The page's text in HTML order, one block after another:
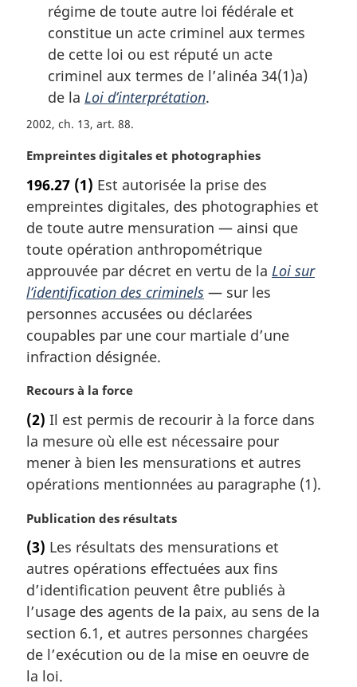
régime de toute autre loi fédérale et
constitue un acte criminel aux termes
de cette loi ou est réputé un acte
criminel aux termes de l’alinéa 34(1)a)
de la Loi d’interprétation.
2002, ch. 13, art. 88
N
t
e
m
a
g
i
n
a
l
e
:
Empreintes digitales et photographies
196.27 (1) Est autorisée la prise des
empreintes digitales, des photographies et
de toute autre mensuration — ainsi que
toute opération anthropométrique
approuvée par décret en vertu de la Loi sur
l’identification des criminels — sur les
personnes accusées ou déclarées
coupables par une cour martiale d’une
infraction désignée.
N
t
e
m
a
g
n
a
e
:
Recours à la force
(2) Il est permis de recourir à la force dans
la mesure où elle est nécessaire pour
mener à bien les mensurations et autres
opérations mentionnées au paragraphe (1).
N
t
e
m
a
g
i
n
Publication des résultats
(3) Les résultats des mensurations et
autres opérations effectuées aux fins
d’identification peuvent être publiés à
l’usage des agents de la paix, au sens de la
section 6.1, et autres personnes chargées
de l’exécution ou de la mise en oeuvre de
la loi.